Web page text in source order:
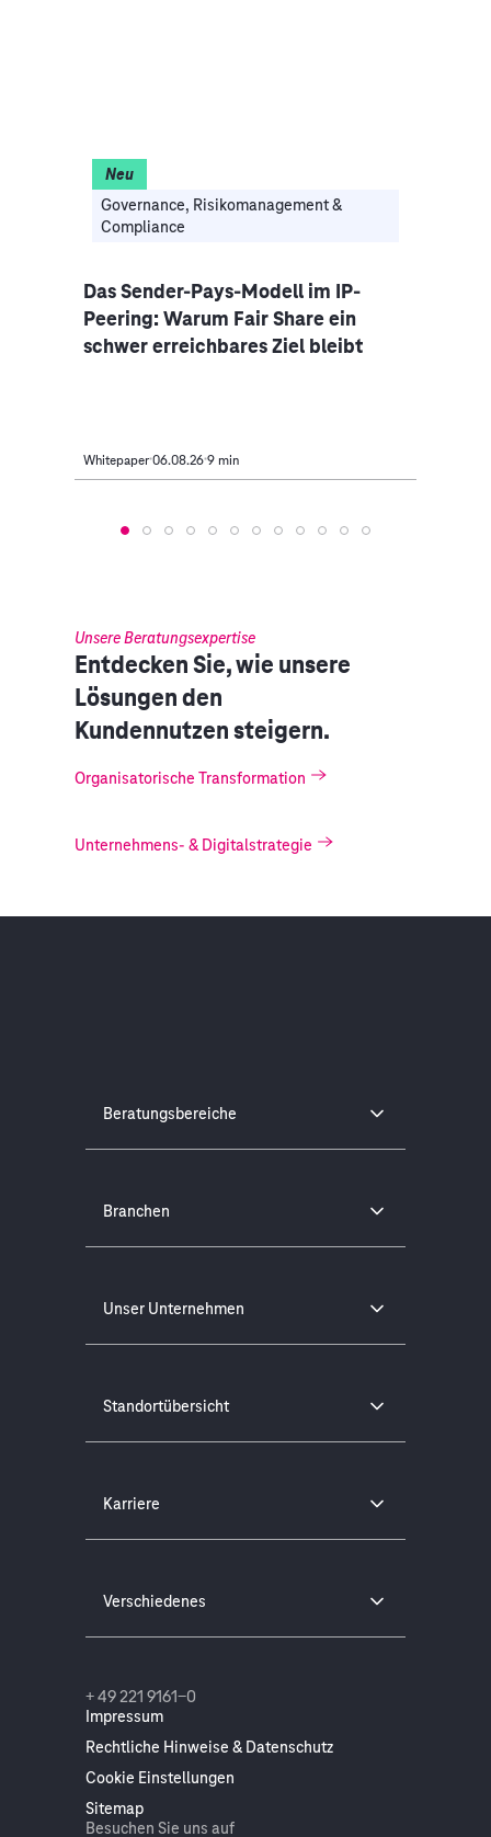
Governance, Risikomanagement &
Compliance
Neu
Das Sender-Pays-Modell im IP-
Peering: Warum Fair Share ein
schwer erreichbares Ziel bleibt
Whitepaper 06.08.26 9 min
Unsere Beratungsexpertise
Entdecken Sie, wie unsere
Lösungen den
Kundennutzen steigern.
Organisatorische Transformation
Unternehmens- & Digitalstrategie
Beratungsbereiche
Branchen
Unser Unternehmen
Standortübersicht
Karriere
Verschiedenes
Impressum
Rechtliche Hinweise & Datenschutz
Cookie Einstellungen
Sitemap
+ 49 221 9161-0
Besuchen Sie uns auf